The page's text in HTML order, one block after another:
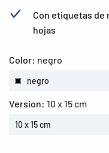
Con etiquetas de
hojas
Color: negro
negro
Version: 10 x 15 cm
10 x 15 cm